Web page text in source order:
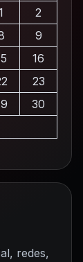
2
9
16
23
30
redes,